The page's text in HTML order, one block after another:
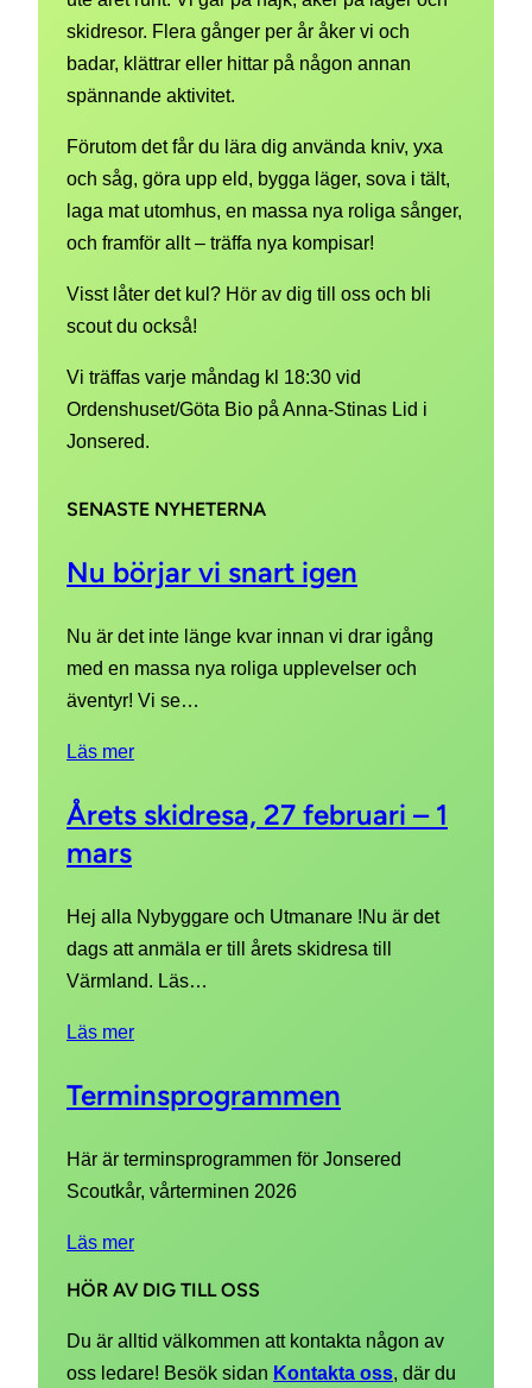
skidresor. Flera gånger per år åker vi och
badar, klättrar eller hittar på någon annan
spännande aktivitet.
Förutom det får du lära dig använda kniv, yxa
och såg, göra upp eld, bygga läger, sova i tält,
laga mat utomhus, en massa nya roliga sånger,
och framför allt – träffa nya kompisar!
Visst låter det kul? Hör av dig till oss och bli
scout du också!
Vi träffas varje måndag kl 18:30 vid
Ordenshuset/Göta Bio på Anna-Stinas Lid i
Jonsered.
SENASTE NYHETERNA
Nu börjar vi snart igen
Nu är det inte länge kvar innan vi drar igång
med en massa nya roliga upplevelser och
äventyr! Vi se…
Läs mer
Årets skidresa, 27 februari – 1
mars
Hej alla Nybyggare och Utmanare !Nu är det
dags att anmäla er till årets skidresa till
Värmland. Läs…
Läs mer
Terminsprogrammen
Här är terminsprogrammen för Jonsered
Scoutkår, vårterminen 2026
Läs mer
HÖR AV DIG TILL OSS
Du är alltid välkommen att kontakta någon av
oss ledare! Besök sidan Kontakta oss, där du